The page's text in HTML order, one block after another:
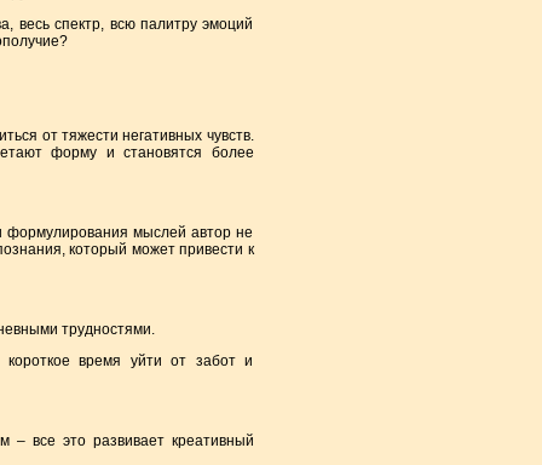
весь спектр, всю палитру эмоций
от тяжести негативных чувств.
форму и становятся более
формулирования мыслей автор не
который может привести к
трудностями.
короткое время уйти от забот и
– все это развивает креативный